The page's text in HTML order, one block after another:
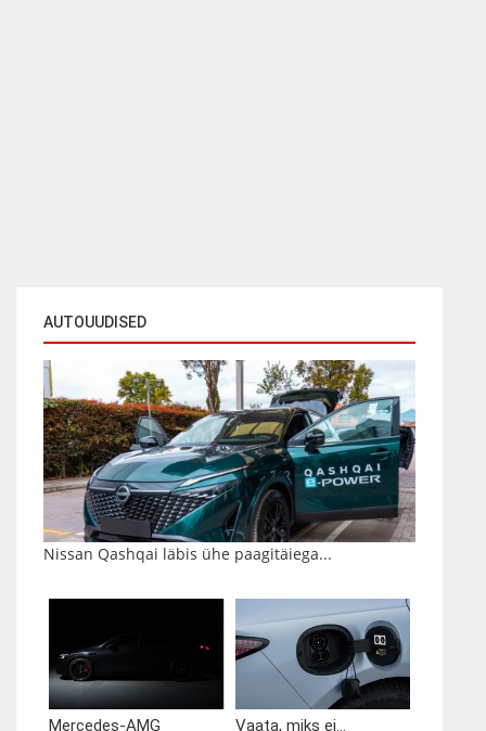
AUTOUUDISED
Nissan Qashqai läbis ühe paagitäiega...
Mercedes-AMG
Vaata, miks ei...